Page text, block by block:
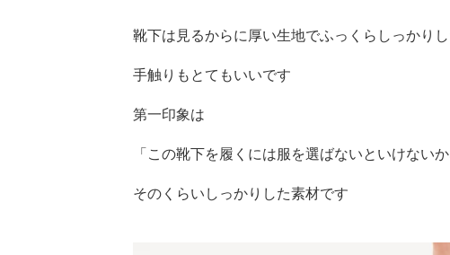
靴下は見るからに厚い生地でふっくらしっかり
手触りもとてもいいです
第一印象は
「この靴下を履くには服を選ばないといけないか
そのくらいしっかりした素材です